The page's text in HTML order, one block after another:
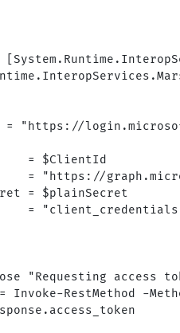
"https://
= $ClientId
= "https://
= $plainSecret
=
"Requesting access
Invoke-RestMethod -